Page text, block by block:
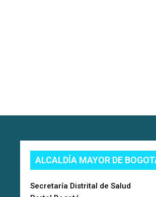
ALCALDÍA MAYOR DE
Secretaría Distrital de Salud